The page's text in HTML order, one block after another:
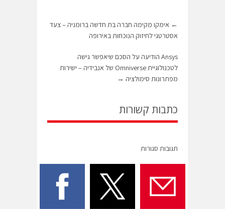
← אימקו מקימה חברה בת חדשה ברומניה – צעד
אסטרטגי לחיזוק הנוכחות באירופה
Ansys הודיעה על הסכם שיאפשר גישה
לטכנולוגיית Omniverse של אנבידיה – ישירות
מפתרונות סימולציה →
כתבות קשורות
תגובות סגורות